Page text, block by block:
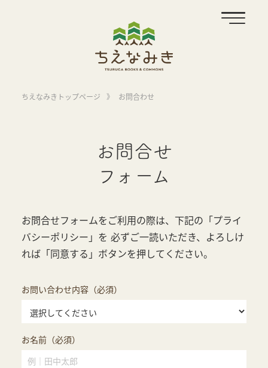
ちえなみきトップページ 》 お問合わせ
お問合せ
フォーム
お問合せフォームをご利用の際は、下記の「プライ
バシーポリシー」を 必ずご一読いただき、よろしけ
れば「同意する」ボタンを押してください。
お問い合わせ内容（必須）
お名前（必須）